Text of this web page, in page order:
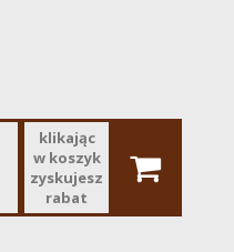
klikając
w koszyk
zyskujesz
rabat